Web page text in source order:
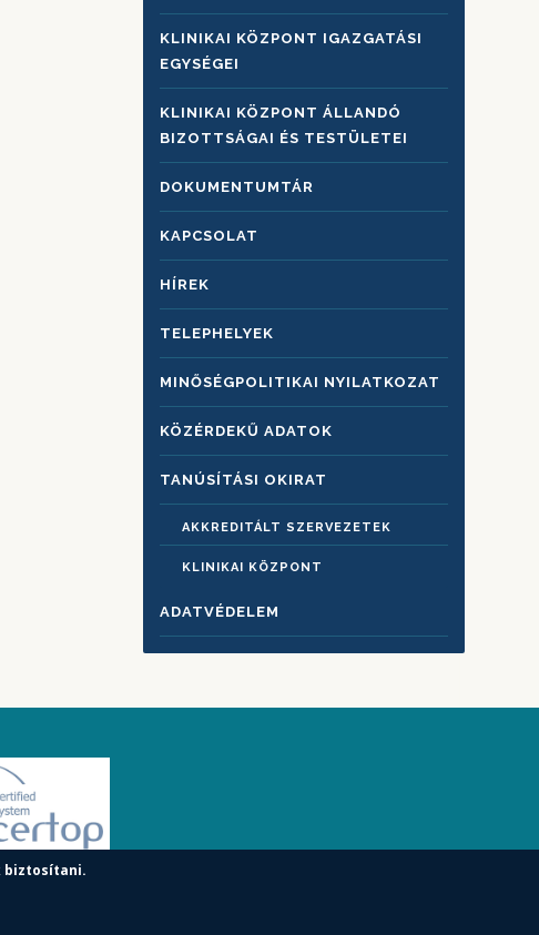
KLINIKAI KÖZPONT IGAZGATÁSI
EGYSÉGEI
KLINIKAI KÖZPONT ÁLLANDÓ
BIZOTTSÁGAI ÉS TESTÜLETEI
DOKUMENTUMTÁR
KAPCSOLAT
HÍREK
TELEPHELYEK
MINŐSÉGPOLITIKAI NYILATKOZAT
KÖZÉRDEKŰ ADATOK
TANÚSÍTÁSI OKIRAT
AKKREDITÁLT SZERVEZETEK
KLINIKAI KÖZPONT
ADATVÉDELEM
biztosítani.